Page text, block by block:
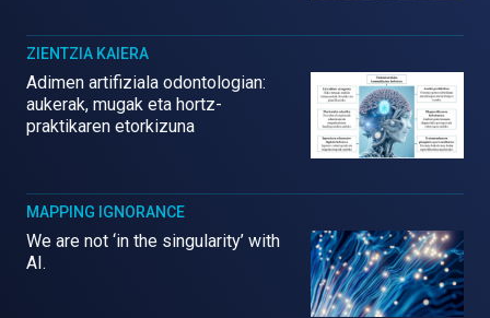
ZIENTZIA KAIERA
Adimen artifiziala odontologian:
aukerak, mugak eta hortz-
praktikaren etorkizuna
MAPPING IGNORANCE
We are not ‘in the singularity’ with
AI.